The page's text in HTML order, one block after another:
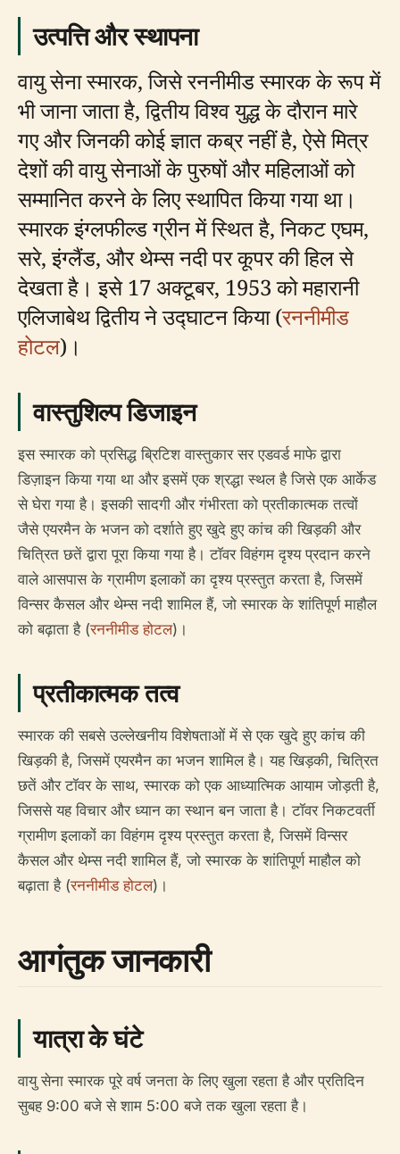
उत्पत्ति और स्थापना
वायु सेना स्मारक, जिसे रननीमीड स्मारक के रूप में
भी जाना जाता है, द्वितीय विश्व युद्ध के दौरान मारे
गए और जिनकी कोई ज्ञात कब्र नहीं है, ऐसे मित्र
देशों की वायु सेनाओं के पुरुषों और महिलाओं को
सम्मानित करने के लिए स्थापित किया गया था।
स्मारक इंग्लफील्ड ग्रीन में स्थित है, निकट एघम,
सरे, इंग्लैंड, और थेम्स नदी पर कूपर की हिल से
देखता है। इसे 17 अक्टूबर, 1953 को महारानी
एलिजाबेथ द्वितीय ने उद्घाटन किया (रननीमीड
होटल)।
वास्तुशिल्प डिजाइन
इस स्मारक को प्रसिद्ध ब्रिटिश वास्तुकार सर एडवर्ड माफे द्वारा
डिज़ाइन किया गया था और इसमें एक श्रद्धा स्थल है जिसे एक आर्केड
से घेरा गया है। इसकी सादगी और गंभीरता को प्रतीकात्मक तत्वों
जैसे एयरमैन के भजन को दर्शाते हुए खुदे हुए कांच की खिड़की और
चित्रित छतें द्वारा पूरा किया गया है। टॉवर विहंगम दृश्य प्रदान करने
वाले आसपास के ग्रामीण इलाकों का दृश्य प्रस्तुत करता है, जिसमें
विन्सर कैसल और थेम्स नदी शामिल हैं, जो स्मारक के शांतिपूर्ण माहौल
को बढ़ाता है (रननीमीड होटल)।
प्रतीकात्मक तत्व
स्मारक की सबसे उल्लेखनीय विशेषताओं में से एक खुदे हुए कांच की
खिड़की है, जिसमें एयरमैन का भजन शामिल है। यह खिड़की, चित्रित
छतें और टॉवर के साथ, स्मारक को एक आध्यात्मिक आयाम जोड़ती है,
जिससे यह विचार और ध्यान का स्थान बन जाता है। टॉवर निकटवर्ती
ग्रामीण इलाकों का विहंगम दृश्य प्रस्तुत करता है, जिसमें विन्सर
कैसल और थेम्स नदी शामिल हैं, जो स्मारक के शांतिपूर्ण माहौल को
बढ़ाता है (रननीमीड होटल)।
आगंतुक जानकारी
यात्रा के घंटे
वायु सेना स्मारक पूरे वर्ष जनता के लिए खुला रहता है और प्रतिदिन
सुबह 9:00 बजे से शाम 5:00 बजे तक खुला रहता है।